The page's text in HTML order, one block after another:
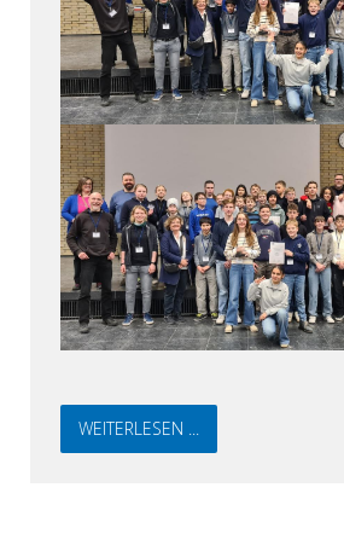
WEITERLESEN ...